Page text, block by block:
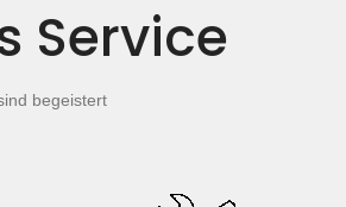
Service
begeistert